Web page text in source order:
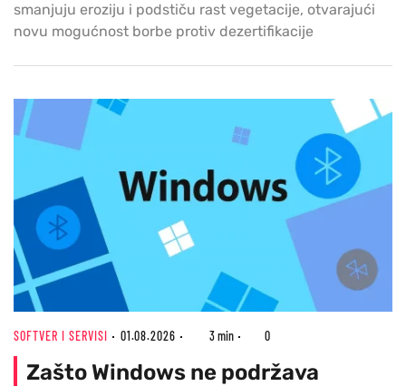
smanjuju eroziju i podstiču rast vegetacije, otvarajući
novu mogućnost borbe protiv dezertifikacije
SOFTVER I SERVISI 01.08.2026 3 min 0
Zašto Windows ne podržava